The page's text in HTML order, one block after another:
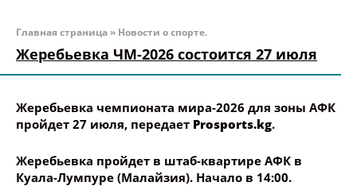
Главная страница » Новости о спорте.
Жеребьевка ЧМ-2026 состоится 27 июля
Жеребьевка чемпионата мира-2026 для зоны АФК
пройдет 27 июля, передает Prosports.kg.
Жеребьевка пройдет в штаб-квартире АФК в
Куала-Лумпуре (Малайзия). Начало в 14:00.